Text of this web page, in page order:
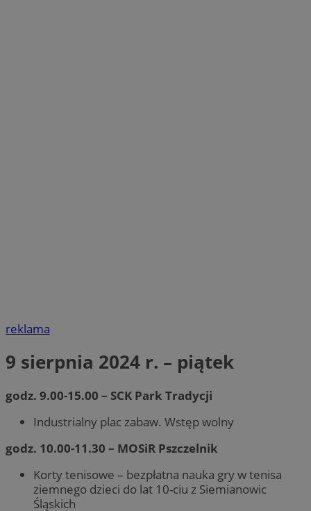
reklama
9 sierpnia 2024 r. – piątek
godz. 9.00-15.00 – SCK Park Tradycji
Industrialny plac zabaw. Wstęp wolny
godz. 10.00-11.30 – MOSiR Pszczelnik
Korty tenisowe – bezpłatna nauka gry w tenisa
ziemnego dzieci do lat 10-ciu z Siemianowic
Śląskich